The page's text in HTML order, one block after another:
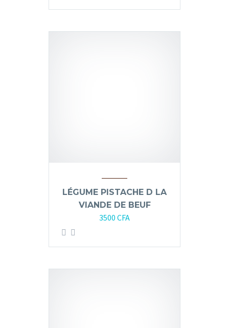
LÉGUME PISTACHE D LA
VIANDE DE BEUF
3500 CFA